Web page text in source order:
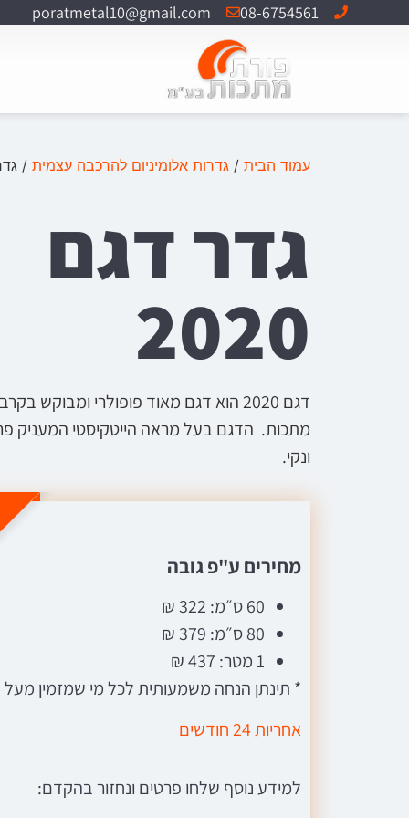
08-6754561
poratmetal10@gmail.com
עמוד הבית/ גדרות אלומיניום להרכבה עצמית/ גדר
גדר דגם
2020
דגם 2020 הוא דגם מאוד פופולרי ומבוקש
מתכות. הדגם בעל מראה הייטקיסטי המעניק
ונקי.
מחירים ע"פ גובה
60 ס״מ: 322 ₪
80 ס״מ: 379 ₪
1 מטר: 437 ₪
* תינתן הנחה משמעותית לכל מי שמזמין מעל 10 מטר
אחריות 24 חודשים
למידע נוסף שלחו פרטים ונחזור בהקדם: